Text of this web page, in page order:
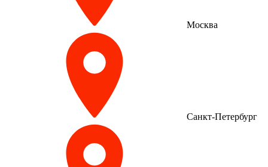
Москва
Санкт-Петербург